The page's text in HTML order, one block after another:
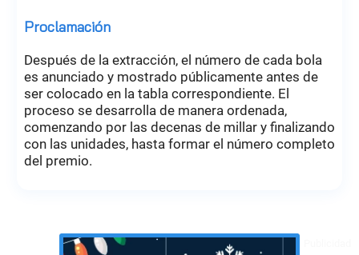
Proclamación
Después de la extracción, el número de cada bola
es anunciado y mostrado públicamente antes de
ser colocado en la tabla correspondiente. El
proceso se desarrolla de manera ordenada,
comenzando por las decenas de millar y finalizando
con las unidades, hasta formar el número completo
del premio.